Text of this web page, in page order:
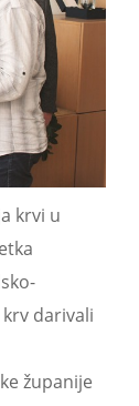
krvi u
darivali
županije